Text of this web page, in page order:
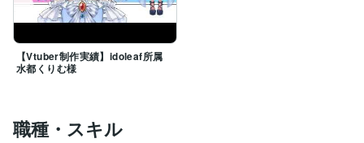
【Vtuber制作実績】idoleaf所属
水都くりむ様
職種・スキル